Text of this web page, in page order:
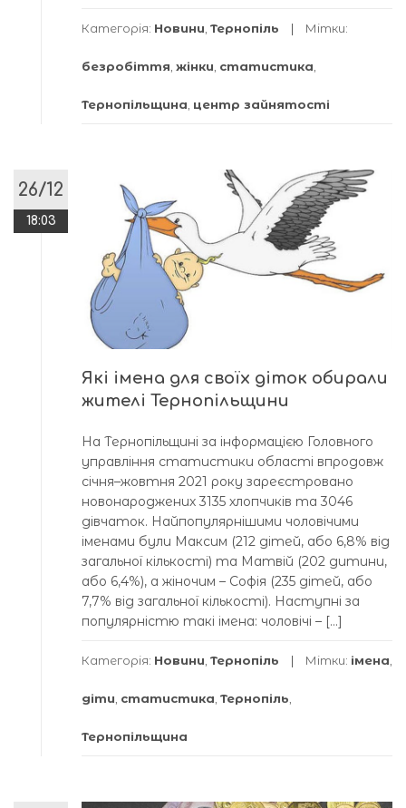
Категорія: Новини Тернопіль Мітки:
безробіття жінки статистика
Тернопільщина центр зайнятості
26/12
18:03
Які імена для своїх діток обирали
жителі Тернопільщини
На Тернопільщині за інформацією Головного
управління статистики області впродовж
січня–жовтня 2021 року зареєстровано
новонароджених 3135 хлопчиків та 3046
дівчаток. Найпопулярнішими чоловічими
іменами були Максим (212 дітей, або 6,8% від
загальної кількості) та Матвій (202 дитини,
або 6,4%), а жіночим – Софія (235 дітей, або
7,7% від загальної кількості). Наступні за
популярністю такі імена: чоловічі – […]
Категорія: Новини Тернопіль Мітки: імена
діти статистика Тернопіль
Тернопільщина